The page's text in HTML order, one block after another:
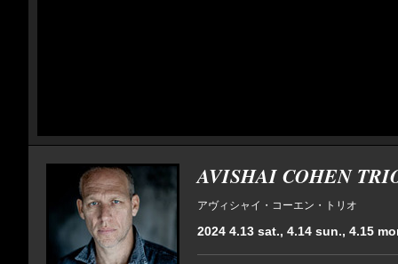
AVISHAI COHEN
アヴィシャイ・コーエン・トリオ
2024 4.13 sat., 4.14 sun., 4.15